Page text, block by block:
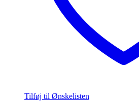
Tilføj til Ønskelisten